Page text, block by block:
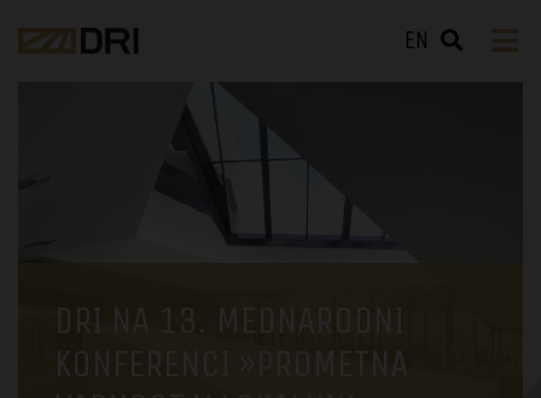
EN
DRI NA 13. MEDNARODNI
KONFERENCI »PROMETNA